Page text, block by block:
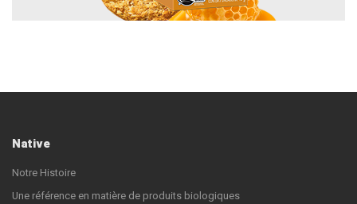
Native
Notre Histoire
Une référence en matière de produits biologiques